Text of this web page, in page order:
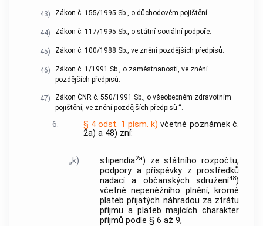
43) Zákon č. 155/1995 Sb., o důchodovém pojištění.
44) Zákon č. 117/1995 Sb., o státní sociální podpoře.
45) Zákon č. 100/1988 Sb., ve znění pozdějších předpisů.
46)
Zákon č. 1/1991 Sb., o zaměstnanosti, ve znění
pozdějších předpisů.
47)
Zákon ČNR č. 550/1991 Sb., o všeobecném zdravotním
pojištění, ve znění pozdějších předpisů.“.
6. § 4 odst. 1 písm. k) včetně poznámek č.
2a) a 48) zní:
„k) stipendia2a) ze státního rozpočtu,
podpory a příspěvky z prostředků
nadací a občanských sdružení48)
včetně nepeněžního plnění, kromě
plateb přijatých náhradou za ztrátu
příjmu a plateb majících charakter
příjmů podle § 6 až 9,